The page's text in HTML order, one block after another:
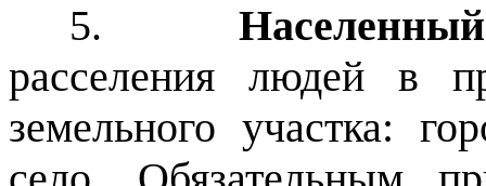
5.
расселения людей в
земельного участка: